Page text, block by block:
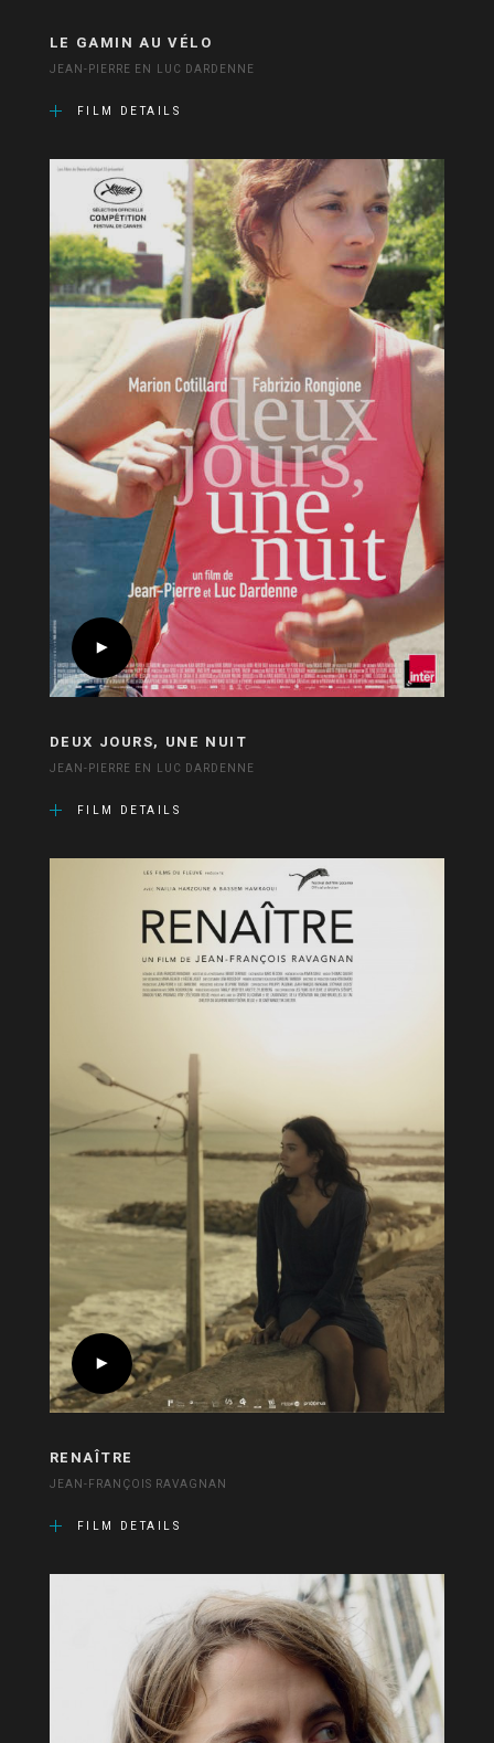
LE GAMIN AU VÉLO
JEAN-PIERRE EN LUC DARDENNE
FILM DETAILS
DEUX JOURS, UNE NUIT
JEAN-PIERRE EN LUC DARDENNE
FILM DETAILS
RENAÎTRE
JEAN-FRANÇOIS RAVAGNAN
FILM DETAILS